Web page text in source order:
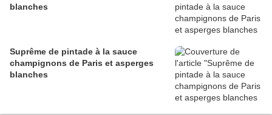
blanches
Suprême de pintade à la sauce
champignons de Paris et asperges
blanches